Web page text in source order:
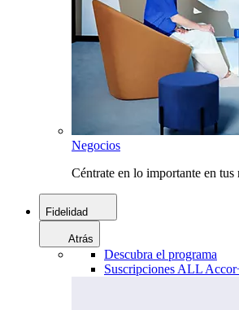
Negocios
Céntrate en lo importante en
Fidelidad
Atrás
Descubra el programa
Suscripciones ALL